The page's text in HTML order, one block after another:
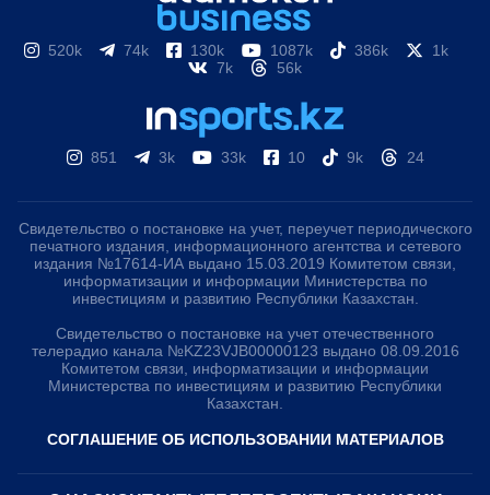
520k 74k 130k 1087k 386k
1k
7k
56k
851 3k 33k 10 9k 24
Свидетельство о постановке на учет, переучет периодического
печатного издания, информационного агентства и сетевого
издания №17614-ИА выдано 15.03.2019 Комитетом связи,
информатизации и информации Министерства по
инвестициям и развитию Республики Казахстан.
Свидетельство о постановке на учет отечественного
телерадио канала №KZ23VJB00000123 выдано 08.09.2016
Комитетом связи, информатизации и информации
Министерства по инвестициям и развитию Республики
Казахстан.
СОГЛАШЕНИЕ ОБ ИСПОЛЬЗОВАНИИ МАТЕРИАЛОВ